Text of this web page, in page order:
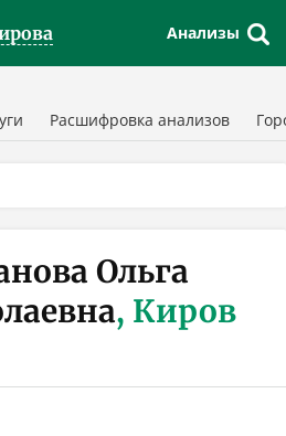
Анализы
Расшифровка анализов
Ольга
, Киров